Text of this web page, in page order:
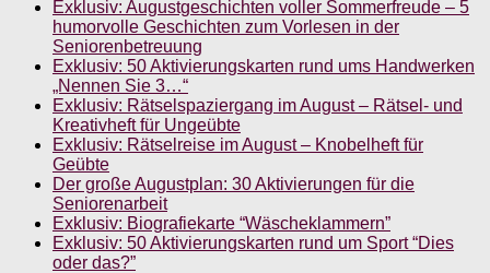
Exklusiv: Augustgeschichten voller Sommerfreude – 5
humorvolle Geschichten zum Vorlesen in der
Seniorenbetreuung
Exklusiv: 50 Aktivierungskarten rund ums Handwerken
„Nennen Sie 3…“
Exklusiv: Rätselspaziergang im August – Rätsel- und
Kreativheft für Ungeübte
Exklusiv: Rätselreise im August – Knobelheft für
Geübte
Der große Augustplan: 30 Aktivierungen für die
Seniorenarbeit
Exklusiv: Biografiekarte “Wäscheklammern”
Exklusiv: 50 Aktivierungskarten rund um Sport “Dies
oder das?”